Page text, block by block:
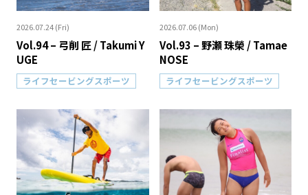
2026.07.24 (Fri)
Vol.94 – 弓削 匠 / Takumi Y
UGE
ライフセービングスポーツ
2026.07.06 (Mon)
Vol.93 – 野瀬 珠榮 / Tamae
NOSE
ライフセービングスポーツ